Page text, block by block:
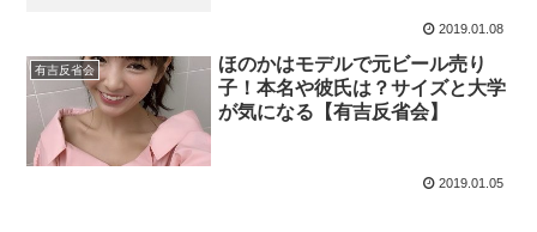
2019.01.08
有吉反省会
ほのかはモデルで元ビール売り
子！本名や彼氏は？サイズと大学
が気になる【有吉反省会】
2019.01.05